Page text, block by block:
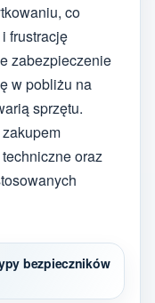
co
frustrację
zabezpieczenie
w pobliżu na
sprzętu.
oraz
bezpieczników